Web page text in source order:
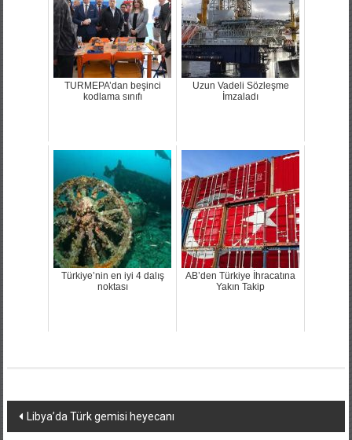
TURMEPA’dan beşinci
kodlama sınıfı
Uzun Vadeli Sözleşme
İmzaladı
Türkiye’nin en iyi 4 dalış
noktası
AB’den Türkiye İhracatına
Yakın Takip
YazıLibya’da Türk gemisi heyecanı